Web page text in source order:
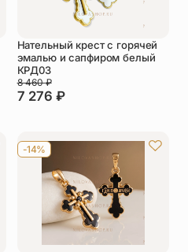
Нательный крест с горячей
эмалью и сапфиром белый
КРД03
7 276 ₽
8 460₽
-14%